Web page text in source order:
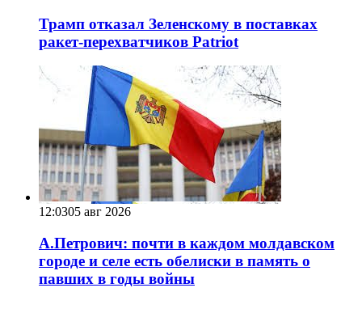
Трамп отказал Зеленскому в поставках
ракет-перехватчиков Patriot
12:0305 авг 2026
А.Петрович: почти в каждом молдавском
городе и селе есть обелиски в память о
павших в годы войны